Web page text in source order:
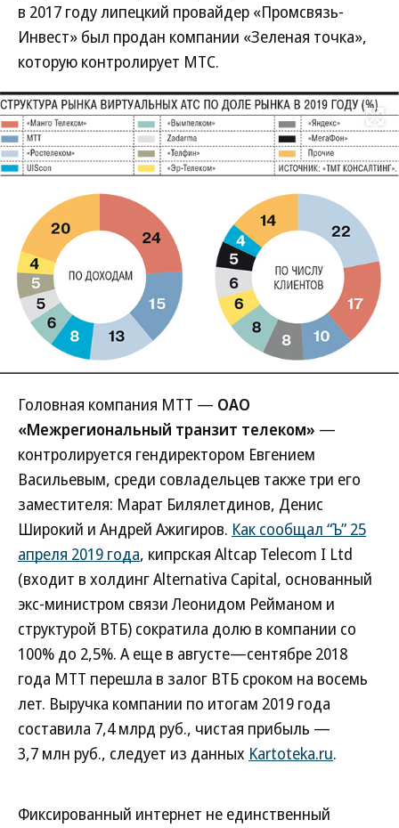
в 2017 году липецкий провайдер «Промсвязь-
Инвест» был продан компании «Зеленая точка»,
которую контролирует МТС.
Развернуть
Головная компания МТТ — ОАО
«Межрегиональный транзит телеком» —
контролируется гендиректором Евгением
Васильевым, среди совладельцев также три его
заместителя: Марат Билялетдинов, Денис
Широкий и Андрей Ажигиров. Как сообщал “Ъ” 25
апреля 2019 года, кипрская Altcap Telecom I Ltd
(входит в холдинг Alternativa Capital, основанный
экс-министром связи Леонидом Рейманом и
структурой ВТБ) сократила долю в компании со
100% до 2,5%. А еще в августе—сентябре 2018
года МТТ перешла в залог ВТБ сроком на восемь
лет. Выручка компании по итогам 2019 года
составила 7,4 млрд руб., чистая прибыль —
3,7 млн руб., следует из данных Kartoteka.ru.
Фиксированный интернет не единственный